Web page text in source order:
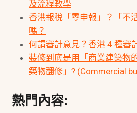
及流程教學
香港報稅「零申報」？「不
嗎？
何謂審計意見？香港 4 種審
裝修到底是用「商業建築物
築物翻修」? (Commercial
熱門內容: